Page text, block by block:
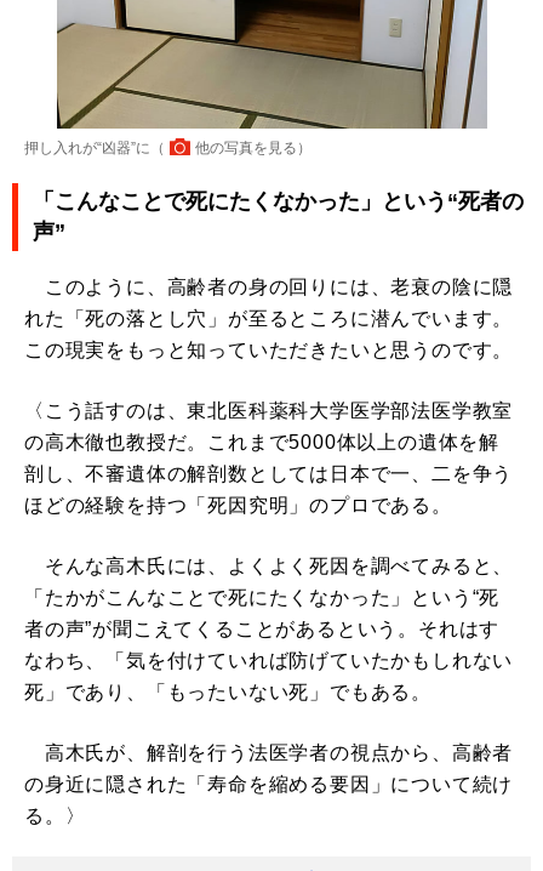
押し入れが“凶器”に（ 他の写真を見る ）
「こんなことで死にたくなかった」という“死者の
声”
このように、高齢者の身の回りには、老衰の陰に隠
れた「死の落とし穴」が至るところに潜んでいます。
この現実をもっと知っていただきたいと思うのです。
〈こう話すのは、東北医科薬科大学医学部法医学教室
の高木徹也教授だ。これまで5000体以上の遺体を解
剖し、不審遺体の解剖数としては日本で一、二を争う
ほどの経験を持つ「死因究明」のプロである。
そんな高木氏には、よくよく死因を調べてみると、
「たかがこんなことで死にたくなかった」という“死
者の声”が聞こえてくることがあるという。それはす
なわち、「気を付けていれば防げていたかもしれない
死」であり、「もったいない死」でもある。
高木氏が、解剖を行う法医学者の視点から、高齢者
の身近に隠された「寿命を縮める要因」について続け
る。〉